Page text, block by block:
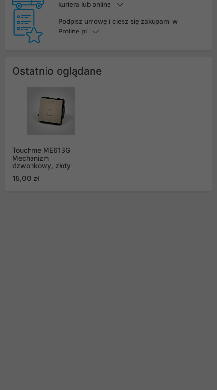
kuriera lub online
Podpisz umowę i ciesz się zakupami w
Proline.pl
Ostatnio oglądane
Touchme ME613G
Mechanizm
dzwonkowy, złoty
15,00 zł